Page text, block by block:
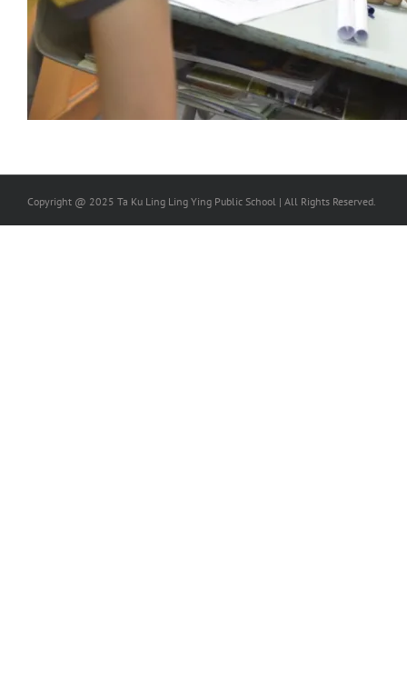
Copyright @ 2025 Ta Ku Ling Ling Ying Public School | All Rights Reserved.